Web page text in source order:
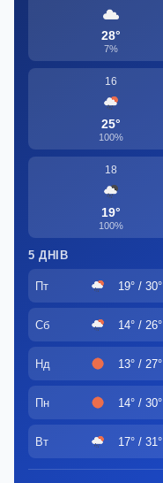
28°
7%
16
25°
100%
18
19°
100%
5 ДНІВ
Пт 19° / 30°
Сб 14° / 26°
Нд 13° / 27°
Пн 14° / 30°
Вт 17° / 31°